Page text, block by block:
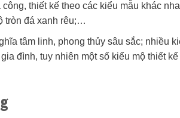
thiết kế theo các kiểu mẫu khác
tròn đá xanh rêu;…
tâm linh, phong thủy sâu sắc; nhiều
đình, tuy nhiên một số kiểu mộ thiết